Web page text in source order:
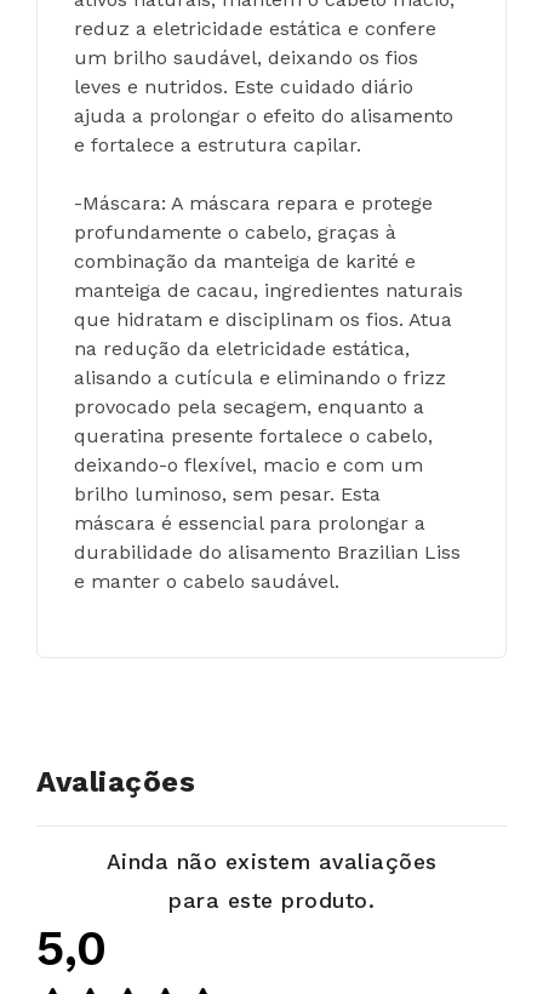
reduz a eletricidade estática e confere
um brilho saudável, deixando os fios
leves e nutridos. Este cuidado diário
ajuda a prolongar o efeito do alisamento
e fortalece a estrutura capilar.
-Máscara: A máscara repara e protege
profundamente o cabelo, graças à
combinação da manteiga de karité e
manteiga de cacau, ingredientes naturais
que hidratam e disciplinam os fios. Atua
na redução da eletricidade estática,
alisando a cutícula e eliminando o frizz
provocado pela secagem, enquanto a
queratina presente fortalece o cabelo,
deixando-o flexível, macio e com um
brilho luminoso, sem pesar. Esta
máscara é essencial para prolongar a
durabilidade do alisamento Brazilian Liss
e manter o cabelo saudável.
Avaliações
Ainda não existem avaliações
para este produto.
5,0